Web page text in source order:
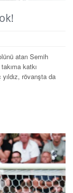
atan Semih
katkı
rövanşta da